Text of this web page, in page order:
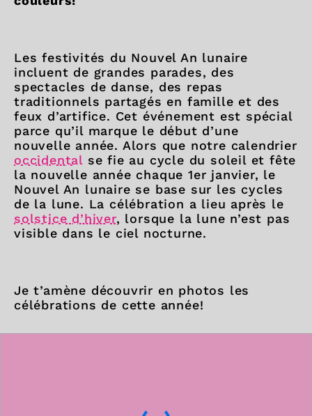
Les festivités du Nouvel An lunaire
incluent de grandes parades, des
spectacles de danse, des repas
traditionnels partagés en famille et des
feux d’artifice. Cet événement est spécial
parce qu’il marque le début d’une
nouvelle année. Alors que notre calendrier
occidental se fie au cycle du soleil et fête
la nouvelle année chaque 1er janvier, le
Nouvel An lunaire se base sur les cycles
de la lune. La célébration a lieu après le
solstice d’hiver, lorsque la lune n’est pas
visible dans le ciel nocturne.
Je t’amène découvrir en photos les
célébrations de cette année!